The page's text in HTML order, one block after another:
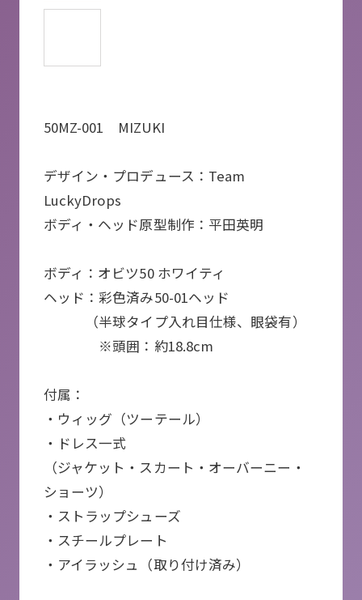
50MZ-001 MIZUKI
デザイン・プロデュース：Team
LuckyDrops
ボディ・ヘッド原型制作：平田英明
ボディ：オビツ50 ホワイティ
ヘッド：彩色済み50-01ヘッド
（半球タイプ入れ目仕様、眼袋有）
※頭囲：約18.8cm
付属：
・ウィッグ（ツーテール）
・ドレス一式
（ジャケット・スカート・オーバーニー・
ショーツ）
・ストラップシューズ
・スチールプレート
・アイラッシュ（取り付け済み）